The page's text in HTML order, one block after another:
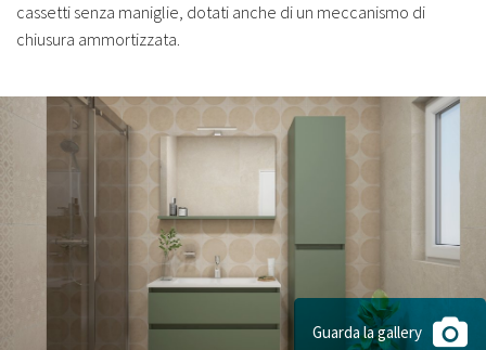
cassetti senza maniglie, dotati anche di un meccanismo di
chiusura ammortizzata.
Guarda la gallery